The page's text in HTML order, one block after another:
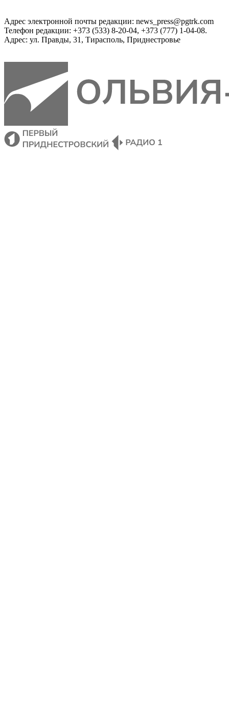
Адрес электронной почты редакции: news_press@pgtrk.com
Телефон редакции: +373 (533) 8-20-04, +373 (777) 1-04-08.
Адрес: ул. Правды, 31, Тирасполь, Приднестровье